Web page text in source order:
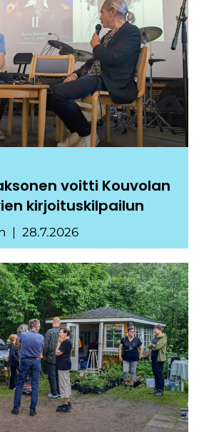
voitti Kouvolan
kirjoituskilpailun
28.7.2026